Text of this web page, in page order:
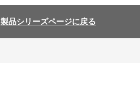
製品シリーズページに戻る